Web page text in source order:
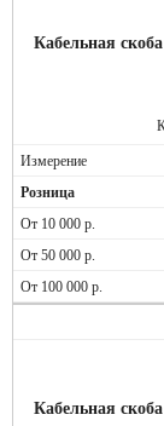
Кабельная
Кабельная